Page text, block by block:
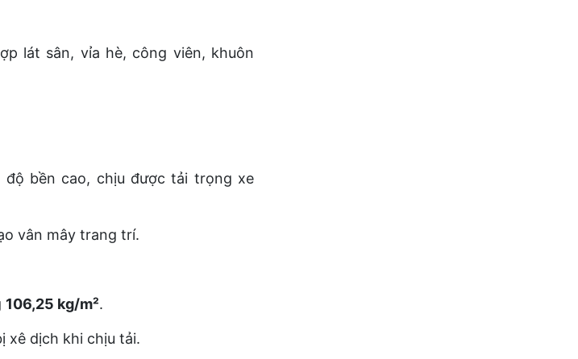
lát sân, vỉa hè, công viên, khuôn
bền cao, chịu được tải trọng xe
vân mây trang trí.
106,25 kg/m².
xê dịch khi chịu tải.